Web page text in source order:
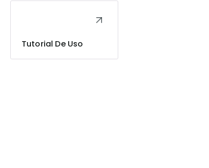
Tutorial De Uso